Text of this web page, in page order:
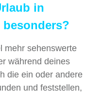
in
mehr sehenswerte
während deines
die ein oder andere
und feststellen,